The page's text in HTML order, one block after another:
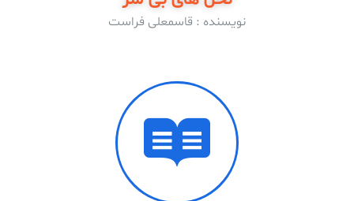
نویسنده : قاسمعلی فراست